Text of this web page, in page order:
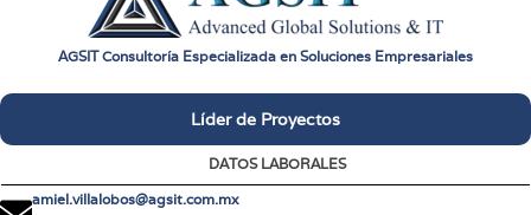
AGSIT Consultoría Especializada en Soluciones Empresariales
Líder de Proyectos
DATOS LABORALES
amiel.villalobos@agsit.com.mx